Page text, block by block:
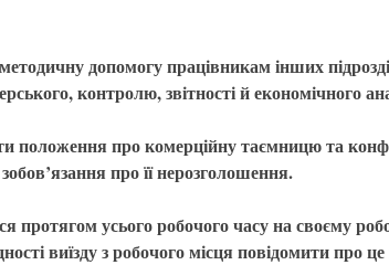
допомогу працівникам інших
контролю, звітності й економічного
положення про комерційну таємницю та
про її нерозголошення.
протягом усього робочого часу на своєму
виїзду з робочого місця повідомити про